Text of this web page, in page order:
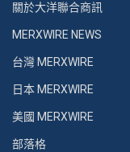
關於大洋聯合商訊
MERXWIRE NEWS
台灣 MERXWIRE
日本 MERXWIRE
美國 MERXWIRE
部落格